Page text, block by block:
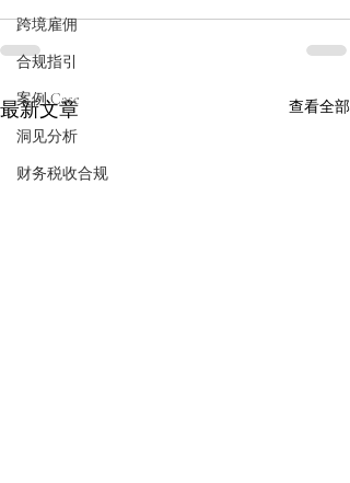
跨境雇佣
合规指引
案例 Case
洞见分析
财务税收合规
最新文章 查看全部